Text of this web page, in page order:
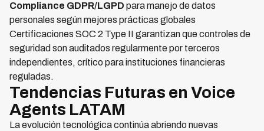
Compliance GDPR/LGPD para manejo de datos
personales según mejores prácticas globales
Certificaciones SOC 2 Type II garantizan que controles de
seguridad son auditados regularmente por terceros
independientes, crítico para instituciones financieras
reguladas.
Tendencias Futuras en Voice
Agents LATAM
La evolución tecnológica continúa abriendo nuevas